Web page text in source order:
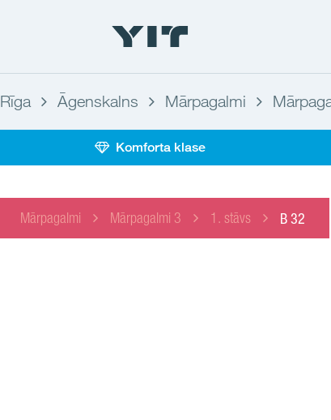
Rīga Āgenskalns Mārpagalmi
Komforta klase
Mārpagalmi Mārpagalmi 3 1. stāvs B 32